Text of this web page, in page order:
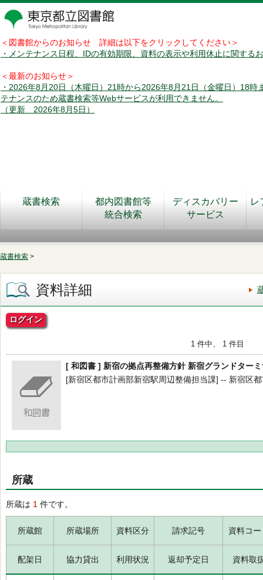
＜図書館からのお知らせ 詳細は以下をクリックしてください＞
・メンテナンス日程、IDの有効期限、資料の表示や利用休止に関する
＜最新のお知らせ＞
・2026年8月20日（木曜日）21時から2026年8月21日（金曜日）18時
テナンスのため蔵書検索等Webサービスが利用できません。
（更新 2026年8月5日）
蔵書検索
都内図書館等
統合検索
ディスカバリー
サービス
レ
蔵書検索 >
資料詳細
ログイン
1 件中、 1 件目
[ 和図書 ] 新宿の拠点再整備方針 新宿グランドター
[新宿区都市計画部新宿駅周辺整備担当課] -- 新宿区
所蔵
所蔵は 1 件です。
所蔵館 所蔵場所 資料区分 請求記号 資料コー
配架日 協力貸出 利用状況 返却予定日 資料取